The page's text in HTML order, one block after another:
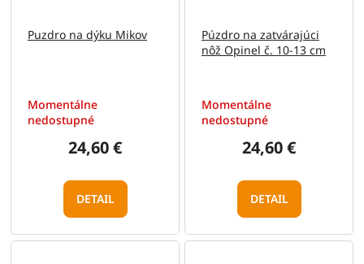
Puzdro na dýku Mikov
Momentálne
nedostupné
24,60 €
DETAIL
Púzdro na zatvárajúci
nôž Opinel č. 10-13 cm
Momentálne
nedostupné
24,60 €
DETAIL